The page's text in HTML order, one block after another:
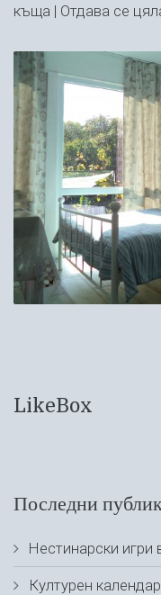
къща | Отдава се
LikeBox
Последни
Нестинарски игри
Културен